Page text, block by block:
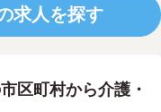
求人を探す
区町村から介護・